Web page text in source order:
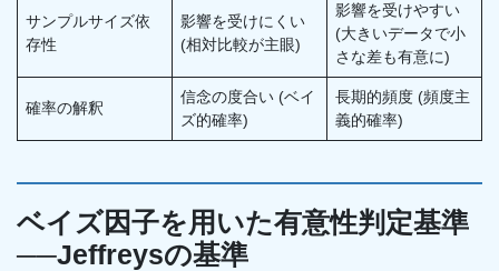
サンプルサイズ依
存性
影響を受けにくい
(相対比較が主眼)
影響を受けやすい
(大きいデータで小
さな差も有意に)
確率の解釈
信念の度合い (ベイ
ズ的確率)
長期的頻度 (頻度主
義的確率)
ベイズ因子を用いた有意性判定基準
──Jeffreysの基準